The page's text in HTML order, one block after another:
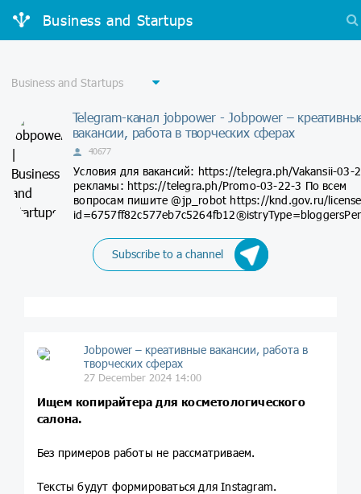
Business and Startups
Telegram-канал jobpower - Jobpower –
вакансии, работа в творческих сферах
40677
Условия для вакансий: https://telegra.ph/Vakansii-03-
рекламы: https://telegra.ph/Promo-03-22-3 По всем
вопросам пишите @jp_robot https://knd.gov.ru/
Subscribe to a channel
Jobpower – креативные вакансии, работа в
творческих сферах
27 December 2024 14:00
Ищем копирайтера для косметологического
салона.
Без примеров работы не рассматриваем.
Тексты будут формироваться для Instagram.